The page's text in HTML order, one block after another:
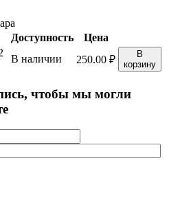
Доступность
Цена
В наличии 250.00 ₽
В
корзину
чтобы мы могли